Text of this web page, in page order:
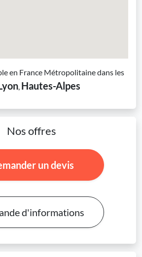
en France Métropolitaine dans les
, Hautes-Alpes
Nos offres
un devis
d'informations